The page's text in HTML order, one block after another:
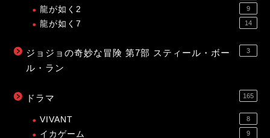
龍が如く2 9
龍が如く7 14
ジョジョの奇妙な冒険 第7部 スティール・ボー
ル・ラン
3
ドラマ 165
VIVANT 8
イカゲーム 9